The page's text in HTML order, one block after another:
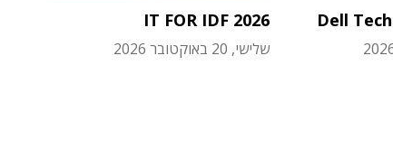
Dell
IT FOR IDF 2026
שלישי, 20 באוקטובר 2026